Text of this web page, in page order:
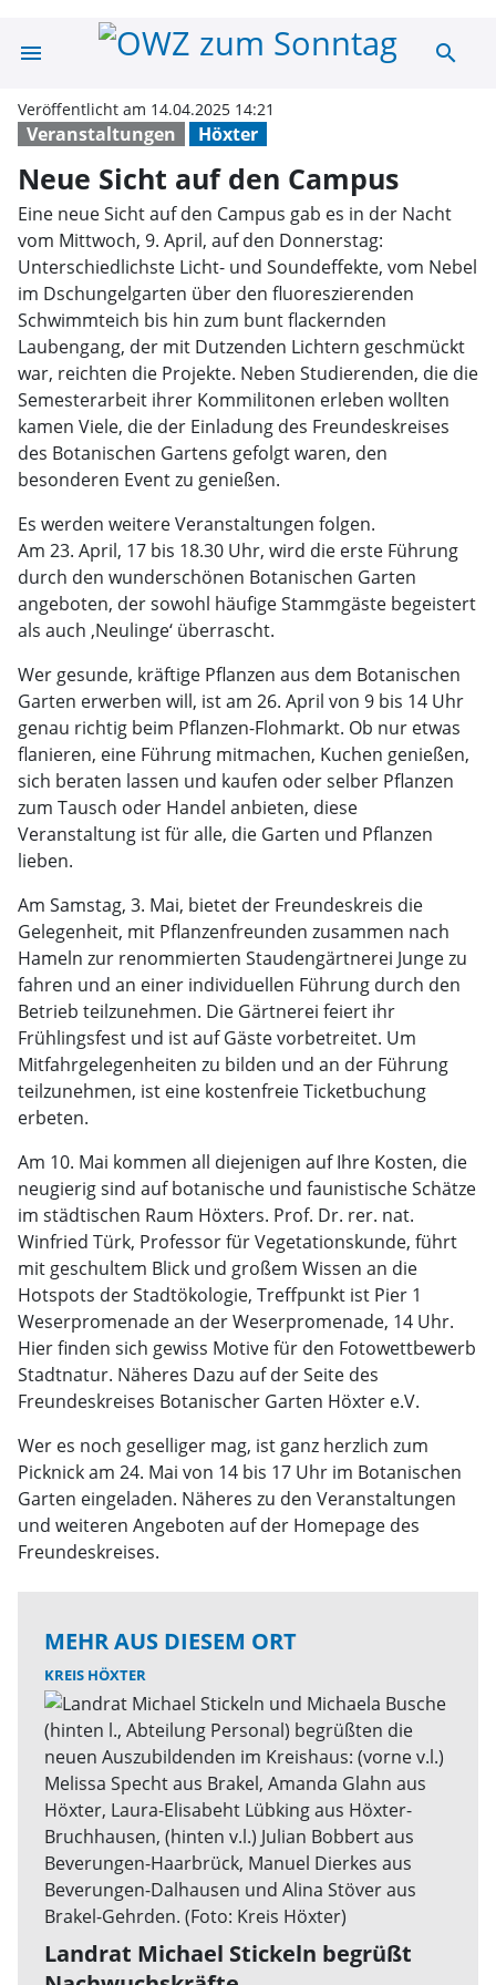
menu Neue Sicht auf
search
Veranstaltungen Höxter
Veröffentlicht am 14.04.2025 14:21
Neue Sicht auf den Campus
Eine neue Sicht auf den Campus gab es in der Nacht
vom Mittwoch, 9. April, auf den Donnerstag:
Unterschiedlichste Licht- und Soundeffekte, vom Nebel
im Dschungelgarten über den fluoreszierenden
Schwimmteich bis hin zum bunt flackernden
Laubengang, der mit Dutzenden Lichtern geschmückt
war, reichten die Projekte. Neben Studierenden, die die
Semesterarbeit ihrer Kommilitonen erleben wollten
kamen Viele, die der Einladung des Freundeskreises
des Botanischen Gartens gefolgt waren, den
besonderen Event zu genießen.
Es werden weitere Veranstaltungen folgen.
Am 23. April, 17 bis 18.30 Uhr, wird die erste Führung
durch den wunderschönen Botanischen Garten
angeboten, der sowohl häufige Stammgäste begeistert
als auch ‚Neulinge‘ überrascht.
Wer gesunde, kräftige Pflanzen aus dem Botanischen
Garten erwerben will, ist am 26. April von 9 bis 14 Uhr
genau richtig beim Pflanzen-Flohmarkt. Ob nur etwas
flanieren, eine Führung mitmachen, Kuchen genießen,
sich beraten lassen und kaufen oder selber Pflanzen
zum Tausch oder Handel anbieten, diese
Veranstaltung ist für alle, die Garten und Pflanzen
lieben.
Am Samstag, 3. Mai, bietet der Freundeskreis die
Gelegenheit, mit Pflanzenfreunden zusammen nach
Hameln zur renommierten Staudengärtnerei Junge zu
fahren und an einer individuellen Führung durch den
Betrieb teilzunehmen. Die Gärtnerei feiert ihr
Frühlingsfest und ist auf Gäste vorbetreitet. Um
Mitfahrgelegenheiten zu bilden und an der Führung
teilzunehmen, ist eine kostenfreie Ticketbuchung
erbeten.
Am 10. Mai kommen all diejenigen auf Ihre Kosten, die
neugierig sind auf botanische und faunistische Schätze
im städtischen Raum Höxters. Prof. Dr. rer. nat.
Winfried Türk, Professor für Vegetationskunde, führt
mit geschultem Blick und großem Wissen an die
Hotspots der Stadtökologie, Treffpunkt ist Pier 1
Weserpromenade an der Weserpromenade, 14 Uhr.
Hier finden sich gewiss Motive für den Fotowettbewerb
Stadtnatur. Näheres Dazu auf der Seite des
Freundeskreises Botanischer Garten Höxter e.V.
Wer es noch geselliger mag, ist ganz herzlich zum
Picknick am 24. Mai von 14 bis 17 Uhr im Botanischen
Garten eingeladen. Näheres zu den Veranstaltungen
und weiteren Angeboten auf der Homepage des
Freundeskreises.
MEHR AUS DIESEM ORT
KREIS HÖXTER
Landrat Michael Stickeln begrüßt